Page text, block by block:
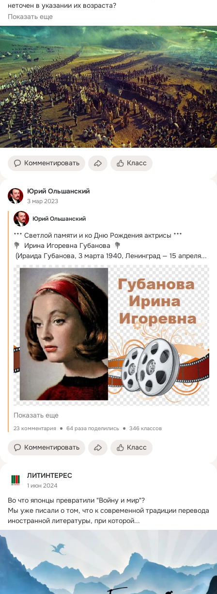
неточен в указании их возраста?
Внимательный читатель заметит,...
Показать еще
Комментировать Класс
Юрий Ольшанский
3 мар 2023
Юрий Ольшанский
*** Светлой памяти и ко Дню Рождения актрисы ***
💐  Ирина Игоревна Губанова  💐
(Ираида Губанова, 3 марта 1940, Ленинград — 15 апреля...
Показать еще
23 комментария 64 раза поделились 346 классов
Комментировать Класс
ЛИТИНТЕРЕС
1 июн 2024
Во что японцы превратили "Войну и мир"?
Мы уже писали о том, что к современной традиции перевода
иностранной литературы, при которой...